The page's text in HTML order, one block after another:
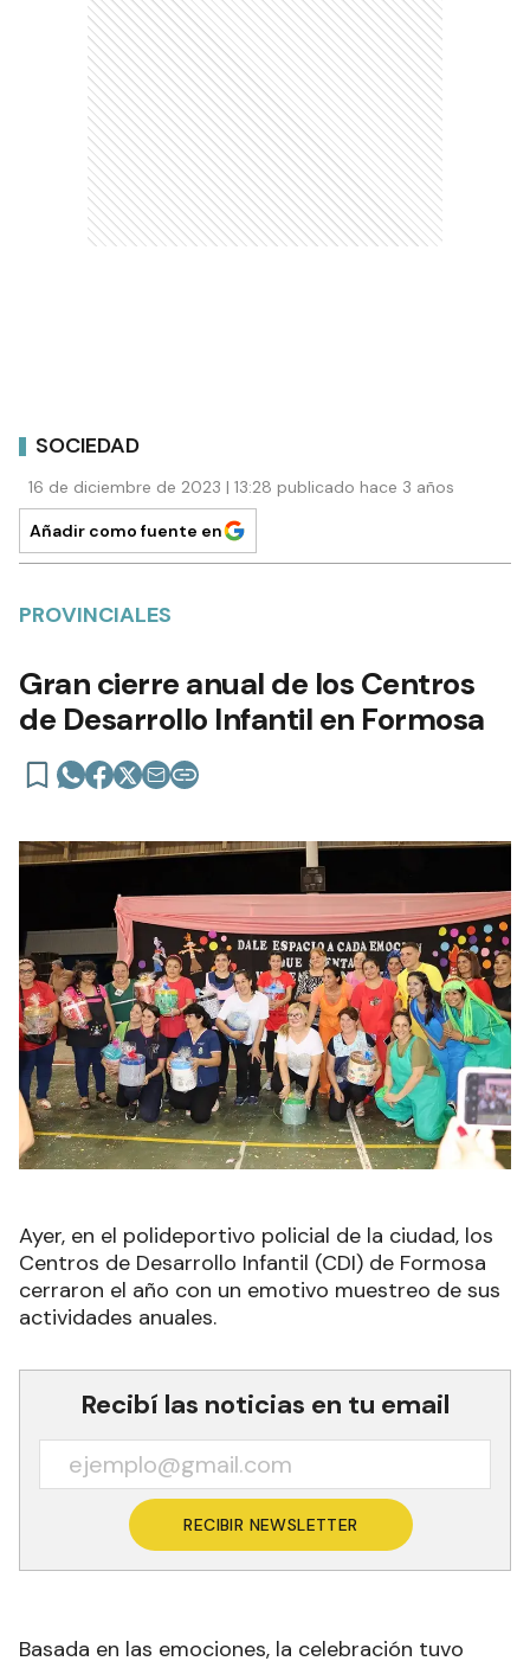
SOCIEDAD
16 de diciembre de 2023 | 13:28 publicado hace 3 años
Añadir como fuente en
PROVINCIALES
Gran cierre anual de los Centros
de Desarrollo Infantil en Formosa
Ayer, en el polideportivo policial de la ciudad, los
Centros de Desarrollo Infantil (CDI) de Formosa
cerraron el año con un emotivo muestreo de sus
actividades anuales.
Recibí las noticias en tu email
RECIBIR NEWSLETTER
Basada en las emociones, la celebración tuvo